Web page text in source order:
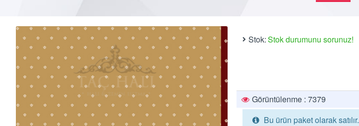
Stok:Stok durumunu sorunuz!
Görüntülenme : 7379
Bu ürün paket olarak satılır.